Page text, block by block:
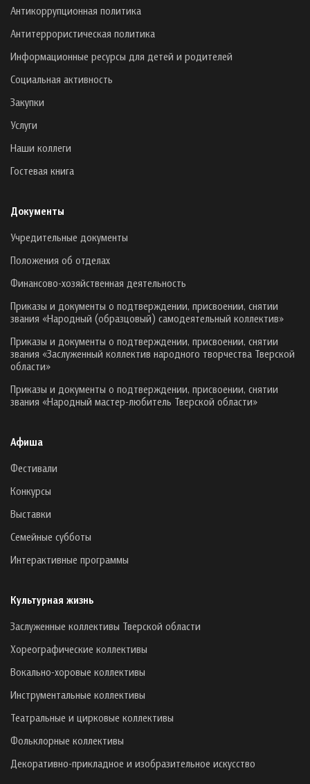
Антикоррупционная политика
Антитеррористическая политика
Информационные ресурсы для детей и родителей
Социальная активность
Закупки
Услуги
Наши коллеги
Гостевая книга
Документы
Учредительные документы
Положения об отделах
Финансово-хозяйственная деятельность
Приказы и документы о подтверждении, присвоении, снятии
звания «Народный (образцовый) самодеятельный коллектив»
Приказы и документы о подтверждении, присвоении, снятии
звания «Заслуженный коллектив народного творчества Тверской
области»
Приказы и документы о подтверждении, присвоении, снятии
звания «Народный мастер-любитель Тверской области»
Афиша
Фестивали
Конкурсы
Выставки
Семейные субботы
Интерактивные программы
Культурная жизнь
Заслуженные коллективы Тверской области
Хореографические коллективы
Вокально-хоровые коллективы
Инструментальные коллективы
Театральные и цирковые коллективы
Фольклорные коллективы
Декоративно-прикладное и изобразительное искусство